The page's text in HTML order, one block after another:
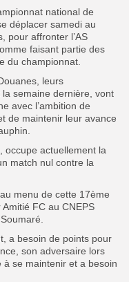
national de
déplacer samedi au
pour affronter l’AS
faisant partie des
du championnat.
leurs
semaine dernière, vont
avec l’ambition de
de maintenir leur avance
occupe actuellement la
match nul contre la
menu de cette 17ème
FC au CNEPS
a besoin de points pour
son adversaire lors
se maintenir et a besoin